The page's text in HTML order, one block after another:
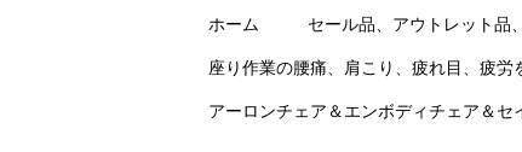
ホーム セール品、アウトレット品
座り作業の腰痛、肩こり、疲れ目、疲
アーロンチェア＆エンボディチェア＆